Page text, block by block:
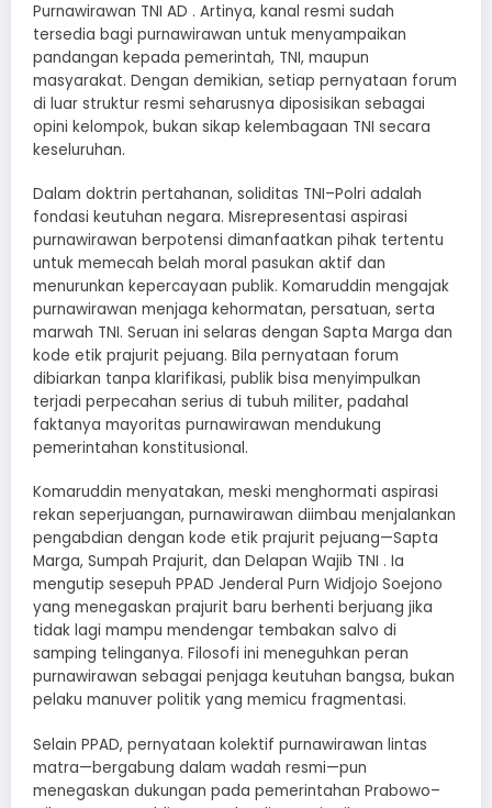
Purnawirawan TNI AD . Artinya, kanal resmi sudah
tersedia bagi purnawirawan untuk menyampaikan
pandangan kepada pemerintah, TNI, maupun
masyarakat. Dengan demikian, setiap pernyataan forum
di luar struktur resmi seharusnya diposisikan sebagai
opini kelompok, bukan sikap kelembagaan TNI secara
keseluruhan.
Dalam doktrin pertahanan, soliditas TNI–Polri adalah
fondasi keutuhan negara. Misrepresentasi aspirasi
purnawirawan berpotensi dimanfaatkan pihak tertentu
untuk memecah belah moral pasukan aktif dan
menurunkan kepercayaan publik. Komaruddin mengajak
purnawirawan menjaga kehormatan, persatuan, serta
marwah TNI. Seruan ini selaras dengan Sapta Marga dan
kode etik prajurit pejuang. Bila pernyataan forum
dibiarkan tanpa klarifikasi, publik bisa menyimpulkan
terjadi perpecahan serius di tubuh militer, padahal
faktanya mayoritas purnawirawan mendukung
pemerintahan konstitusional.
Komaruddin menyatakan, meski menghormati aspirasi
rekan seperjuangan, purnawirawan diimbau menjalankan
pengabdian dengan kode etik prajurit pejuang—Sapta
Marga, Sumpah Prajurit, dan Delapan Wajib TNI . Ia
mengutip sesepuh PPAD Jenderal Purn Widjojo Soejono
yang menegaskan prajurit baru berhenti berjuang jika
tidak lagi mampu mendengar tembakan salvo di
samping telinganya. Filosofi ini meneguhkan peran
purnawirawan sebagai penjaga keutuhan bangsa, bukan
pelaku manuver politik yang memicu fragmentasi.
Selain PPAD, pernyataan kolektif purnawirawan lintas
matra—bergabung dalam wadah resmi—pun
menegaskan dukungan pada pemerintahan Prabowo–